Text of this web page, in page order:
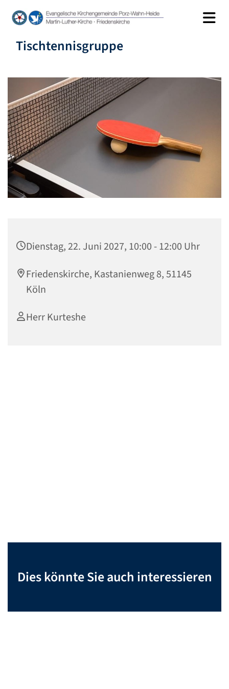
Tischtennisgruppe
Dienstag, 22. Juni 2027, 10:00 - 12:00 Uhr
Friedenskirche, Kastanienweg 8, 51145
Köln
Herr Kurteshe
Dies könnte Sie auch interessieren